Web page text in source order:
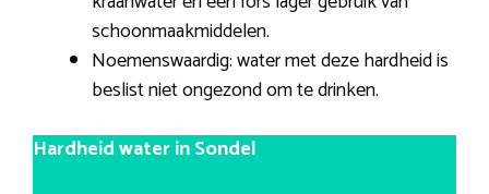
schoonmaakmiddelen.
Noemenswaardig: water met deze hardheid is
beslist niet ongezond om te drinken.
Hardheid water in Sondel